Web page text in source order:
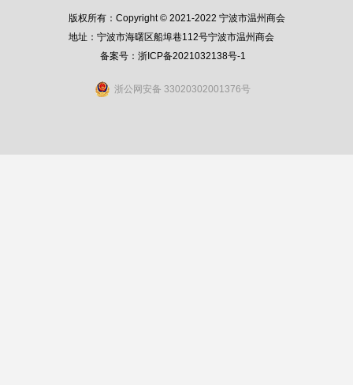
版权所有：Copyright © 2021-2022 宁波市温州商会
地址：宁波市海曙区船埠巷112号宁波市温州商会
备案号： 浙ICP备2021032138号-1
浙公网安备 33020302001376号